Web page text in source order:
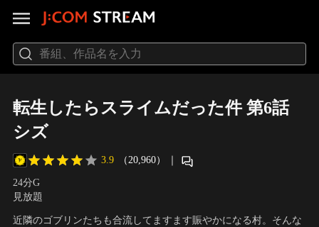
転生したらスライムだった件 第6話
シズ
3.9 （20,960） ｜
24分G
見放題
近隣のゴブリンたちも合流してますます賑やかになる村。そんな